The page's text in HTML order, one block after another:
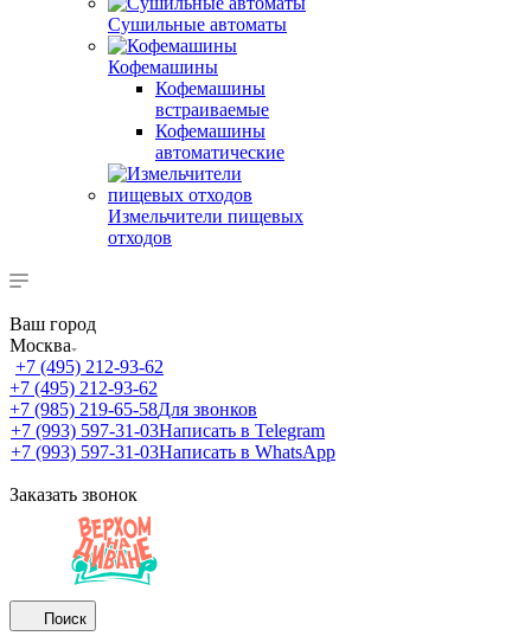
Сушильные автоматы
Кофемашины
Кофемашины
встраиваемые
Кофемашины
автоматические
Измельчители пищевых
отходов
Ваш город
Москва
+7 (495) 212-93-62
+7 (495) 212-93-62
+7 (985) 219-65-58Для звонков
+7 (993) 597-31-03Написать в Telegram
+7 (993) 597-31-03Написать в WhatsApp
Заказать звонок
Поиск